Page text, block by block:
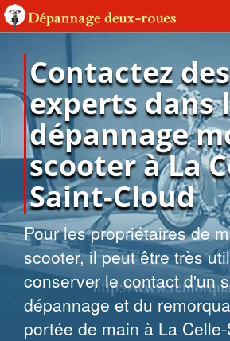
Contactez des
experts dans
dépannage
scooter à La
Saint-Cloud
Pour les propriétaires de
scooter, il peut être très
conserver le contact d'un
dépannage et du
portée de main à La